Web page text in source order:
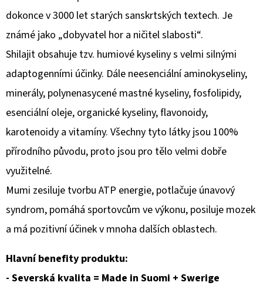
dokonce v 3000 let starých sanskrtských textech. Je
známé jako „dobyvatel hor a ničitel slabosti“.
Shilajit obsahuje tzv. humiové kyseliny s velmi silnými
adaptogenními účinky. Dále neesenciální aminokyseliny,
minerály, polynenasycené mastné kyseliny, fosfolipidy,
esenciální oleje, organické kyseliny, flavonoidy,
karotenoidy a vitamíny. Všechny tyto látky jsou 100%
přírodního původu, proto jsou pro tělo velmi dobře
využitelné.
Mumi zesiluje tvorbu ATP energie, potlačuje únavový
syndrom, pomáhá sportovcům ve výkonu, posiluje mozek
a má pozitivní účinek v mnoha dalších oblastech.
Hlavní benefity produktu:
- Severská kvalita = Made in Suomi + Swerige
BANANI
MAN
M
265
Kč